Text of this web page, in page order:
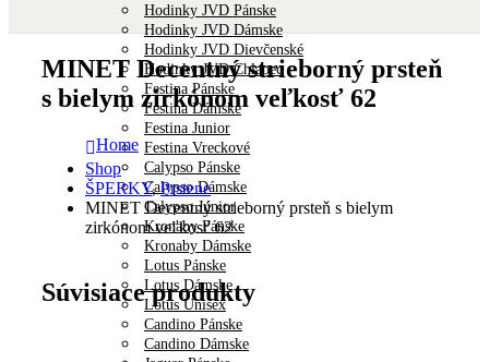
Hodinky JVD Pánske
Hodinky JVD Dámske
Hodinky JVD Dievčenské
Hodinky JVD Chlapec
Festina Pánske
Festina Dámske
Festina Junior
Festina Vreckové
Calypso Pánske
Calypso Dámske
Calypso Junior
Kronaby Pánske
Kronaby Dámske
Lotus Pánske
Lotus Dámske
Lotus Unisex
Candino Pánske
Candino Dámske
MINET Decentný strieborný prsteň
s bielym zirkónom veľkosť 62
Home
Shop
ŠPERKY,Prstene
MINET Decentný strieborný prsteň s bielym
zirkónom veľkosť 62
Súvisiace produkty